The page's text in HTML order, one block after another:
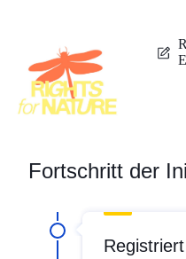
Fortschritt der
Registriert